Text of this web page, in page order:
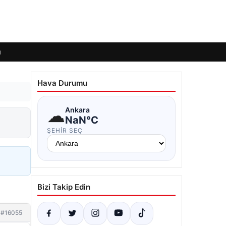
#16055
Hava Durumu
☁Ankara
NaN°C
ŞEHIR SEÇ
Bizi Takip Edin